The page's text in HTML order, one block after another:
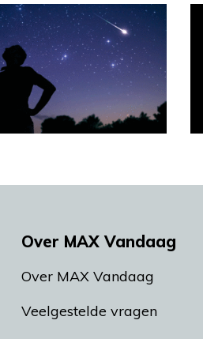
Over MAX Vandaag
Over MAX Vandaag
Veelgestelde vragen